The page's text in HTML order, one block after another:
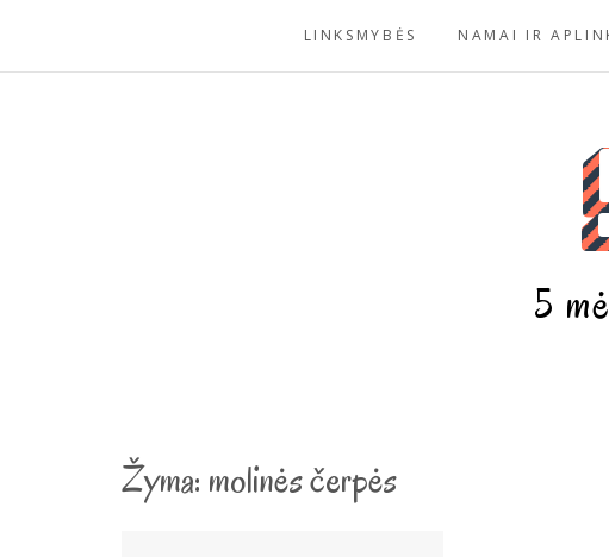
LINKSMYBĖS NAMAI IR
5
Žyma: molinės čerpės